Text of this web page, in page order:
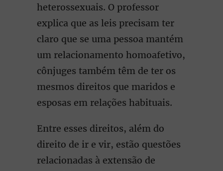
heterossexuais. O professor
explica que as leis precisam ter
claro que se uma pessoa mantém
um relacionamento homoafetivo,
cônjuges também têm de ter os
mesmos direitos que maridos e
esposas em relações habituais.
Entre esses direitos, além do
direito de ir e vir, estão questões
relacionadas à extensão de